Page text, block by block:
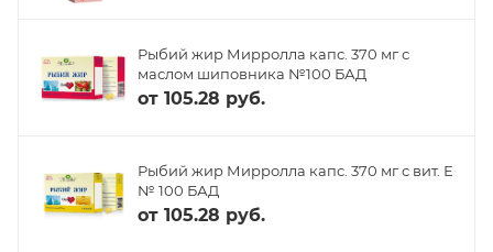
Рыбий жир Мирролла капс. 370 мг с
маслом шиповника №100 БАД
от 105.28 руб.
Рыбий жир Мирролла капс. 370 мг с вит. Е
№ 100 БАД
от 105.28 руб.